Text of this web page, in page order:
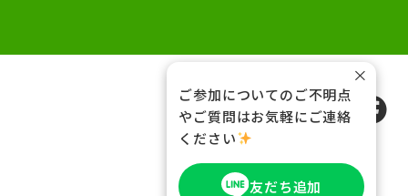
FOLLOW US
ご参加についてのご不明点
やご質問はお気軽にご連絡
ください
友だち追加
×